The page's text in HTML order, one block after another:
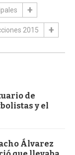
2015
de
y el
Álvarez